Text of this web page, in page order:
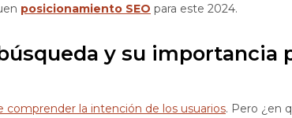
posicionamiento SEO para este 2024.
y su importancia
comprender la intención de los usuarios. Pero ¿en